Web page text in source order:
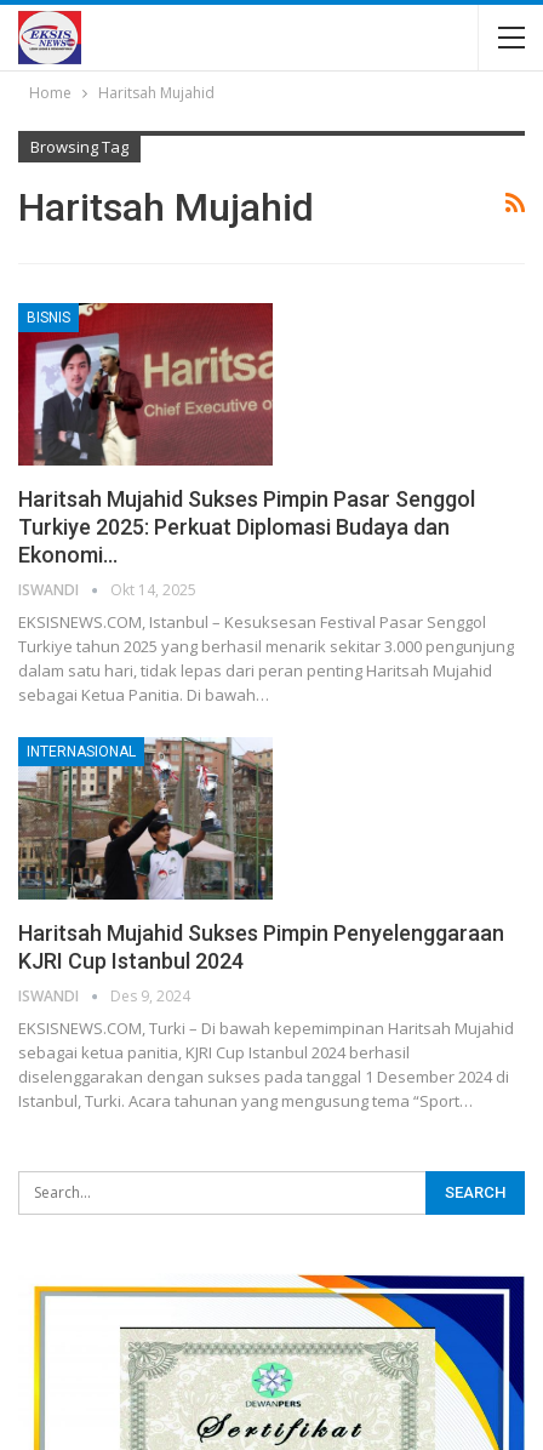
Home Haritsah Mujahid
Browsing Tag
Haritsah Mujahid
BISNIS
Haritsah Mujahid Sukses Pimpin Pasar Senggol
Turkiye 2025: Perkuat Diplomasi Budaya dan
Ekonomi…
ISWANDI Okt 14, 2025
EKSISNEWS.COM, Istanbul – Kesuksesan Festival Pasar Senggol
Turkiye tahun 2025 yang berhasil menarik sekitar 3.000 pengunjung
dalam satu hari, tidak lepas dari peran penting Haritsah Mujahid
sebagai Ketua Panitia. Di bawah…
INTERNASIONAL
Haritsah Mujahid Sukses Pimpin Penyelenggaraan
KJRI Cup Istanbul 2024
ISWANDI Des 9, 2024
EKSISNEWS.COM, Turki – Di bawah kepemimpinan Haritsah Mujahid
sebagai ketua panitia, KJRI Cup Istanbul 2024 berhasil
diselenggarakan dengan sukses pada tanggal 1 Desember 2024 di
Istanbul, Turki. Acara tahunan yang mengusung tema “Sport…